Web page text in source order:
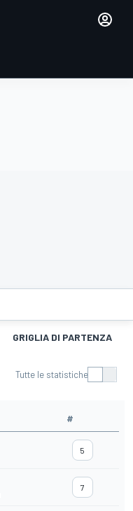
GRIGLIA DI PARTENZA
Tutte le statistiche
#
5
7